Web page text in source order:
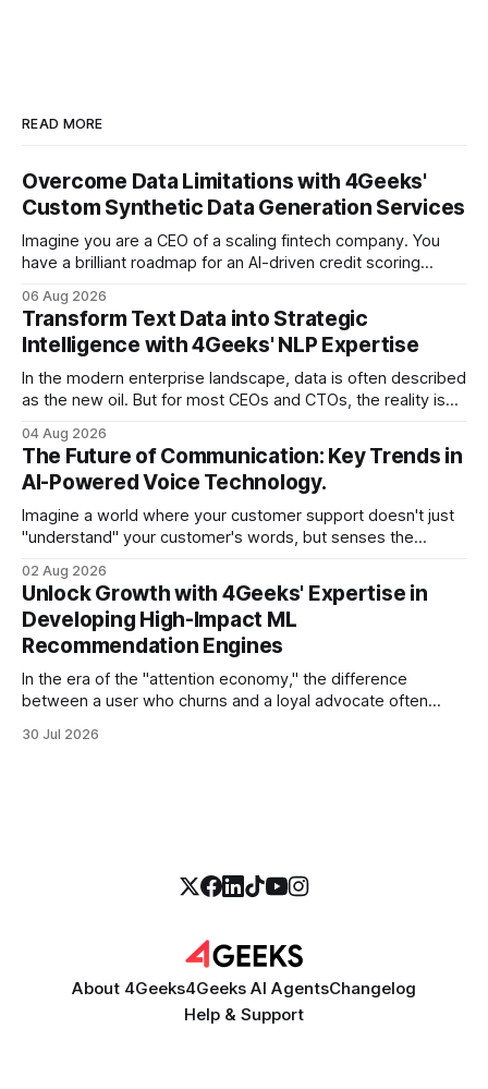
READ MORE
Overcome Data Limitations with 4Geeks'
Custom Synthetic Data Generation Services
Imagine you are a CEO of a scaling fintech company. You
have a brilliant roadmap for an AI-driven credit scoring
have the talent, the infrastructure, and the ambition. But
there is one glaring wall in your path: your data is locked
06 Aug 2026
Transform Text Data into Strategic
Intelligence with 4Geeks' NLP Expertise
In the modern enterprise landscape, data is often described
as the new oil. But for most CEOs and CTOs, the reality is
swamp of unstructured text. Emails, customer support
tickets, Slack threads, social media mentions, and PDF
reports contain
04 Aug 2026
The Future of Communication: Key Trends in
AI-Powered Voice Technology.
Imagine a world where your customer support doesn't just
"understand" your customer's words, but senses the
more empathetic, and solves a complex billing dispute in
thirty seconds—all without a human agent
02 Aug 2026
Unlock Growth with 4Geeks' Expertise in
Developing High-Impact ML
Recommendation Engines
In the era of the "attention economy," the difference
between a user who churns and a loyal advocate often
exactly what they were looking for without having to search
30 Jul 2026
About 4Geeks4Geeks AI AgentsChangelog
Help & Support